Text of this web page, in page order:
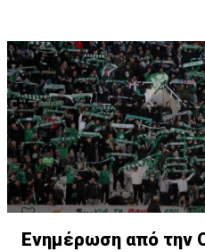
Ενημέρωση από την